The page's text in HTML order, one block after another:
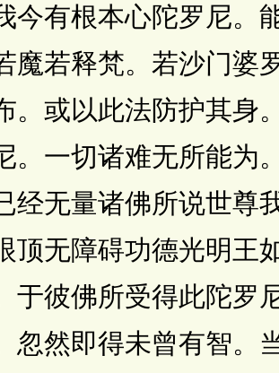
今有根本心陀罗尼。
魔若释梵。若沙门婆
或以此法防护其身
。一切诸难无所能为
经无量诸佛所说世尊
顶无障碍功德光明王
于彼佛所受得此陀罗
忽然即得未曾有智。